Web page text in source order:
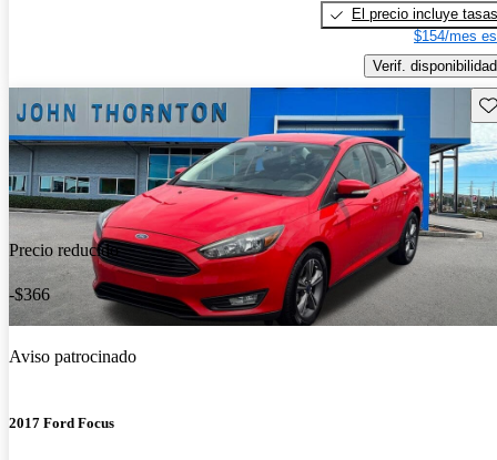
El precio incluye tasas
$154/mes
Verif. disponibilidad
Precio reducido
-$366
Aviso patrocinado
2017 Ford Focus